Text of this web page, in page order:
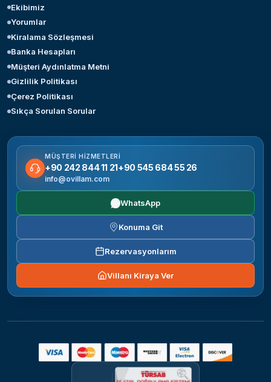
Ekibimiz
Yorumlar
Kiralama Sözleşmesi
Banka Hesapları
Müşteri Aydınlatma Metni
Gizlilik Politikası
Çerez Politikası
Sıkça Sorulan Sorular
MÜŞTERI HIZMETLERI
+90 242 844 11 21+90 545 684 55 26
info@ovillam.com
WhatsApp
Konuma Git
Rezervasyonlarım
Villanı Kiraya Ver